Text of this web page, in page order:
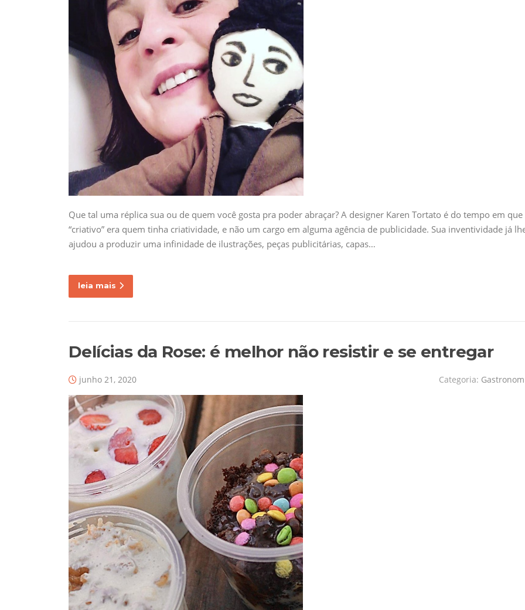
Que tal uma réplica sua ou de quem você gosta pra poder abraçar? A designer Karen Tortato é do tempo em que
“criativo” era quem tinha criatividade, e não um cargo em alguma agência de publicidade. Sua inventividade já
ajudou a produzir uma infinidade de ilustrações, peças publicitárias, capas…
leia mais
Delícias da Rose: é melhor não resistir e se entregar
junho 21, 2020 Categoria: